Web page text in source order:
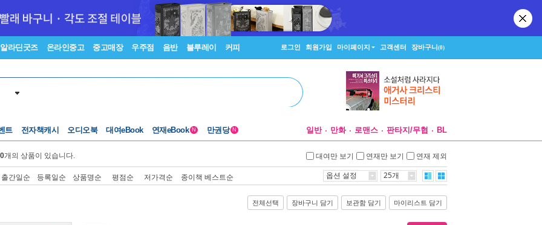
알라딘굿즈 온라인중고 중고매장 우주점 음반 블루레이 커피 로그인 회원가입 마이페이지 고객센터 장바구니(0)
트 전자책캐시 오디오북 대여eBook 연재eBook N 만권당 N 일반 만화 로맨스 판타지/무협 BL
개의 상품이 있습니다. 대여만 보기 연재만 보기 연재 제외
출간일순 등록일순 상품명순 평점순 저가격순 종이책 베스트순 옵션 설정 25개
전체선택 장바구니 담기 보관함 담기 마이리스트 담기